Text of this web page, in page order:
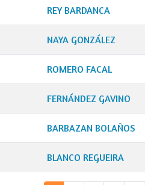
REY BARDANCA
NAYA GONZÁLEZ
ROMERO FACAL
FERNÁNDEZ GAVINO
BARBAZAN BOLAÑOS
BLANCO REGUEIRA